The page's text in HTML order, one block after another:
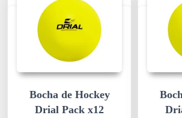
Bocha de Hockey
Drial Pack x12